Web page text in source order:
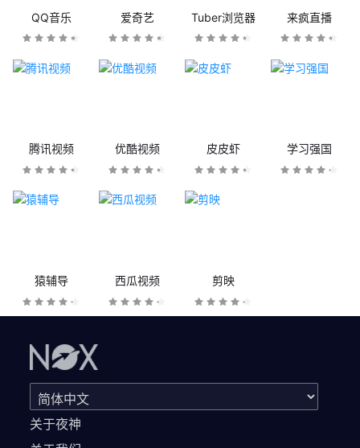
QQ音乐 爱奇艺 Tuber浏览器 来疯直播
腾讯视频 优酷视频 皮皮虾 学习强国
猿辅导 西瓜视频 剪映
关于夜神